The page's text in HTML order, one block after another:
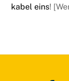
kabel eins!